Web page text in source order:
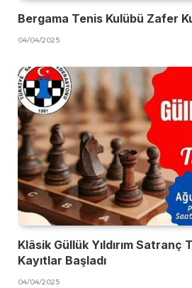
Bergama Tenis Kulübü Zafer
04/04/2025
Klâsik Güllük Yıldırım Satranç
Kayıtlar Başladı
04/04/2025